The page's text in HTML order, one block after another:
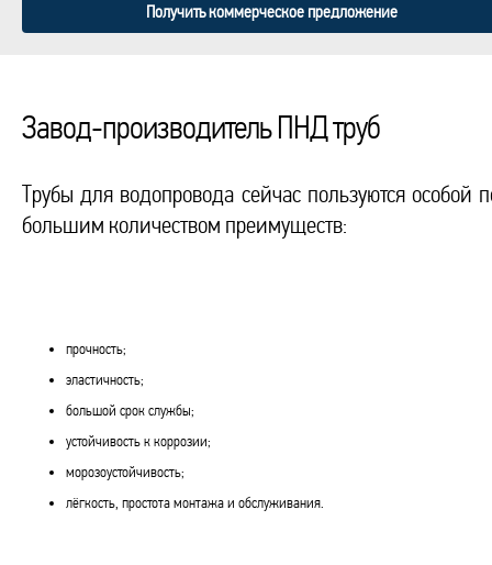
Получить коммерческое предложение
Завод-производитель ПНД труб
Трубы для водопровода сейчас пользуются особой
большим количеством преимуществ:
прочность;
эластичность;
большой срок службы;
устойчивость к коррозии;
морозоустойчивость;
лёгкость, простота монтажа и обслуживания.